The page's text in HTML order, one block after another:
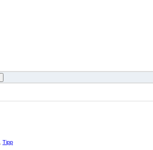
Tipp